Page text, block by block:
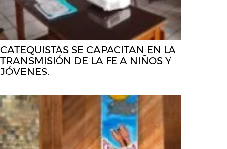
CATEQUISTAS SE CAPACITAN EN LA
TRANSMISIÓN DE LA FE A NIÑOS Y
JÓVENES.